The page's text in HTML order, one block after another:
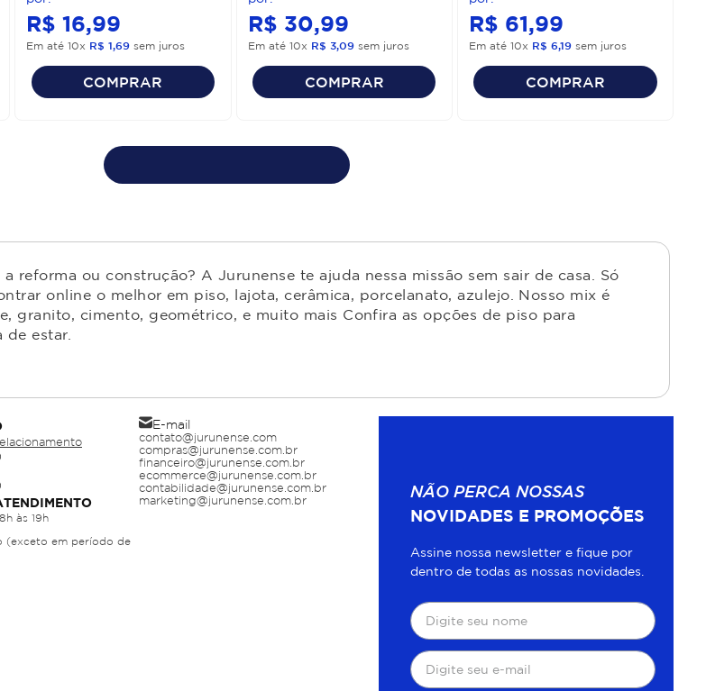
R$ 16,99
Em até10x R$ 1,69 sem juros
COMPRAR
R$ 30,99
Em até 10x R$ 3,09sem juros
COMPRAR
R$ 61,99
Em até 10x R$ 6,19sem juros
COMPRAR
reforma ou construção? A Jurunense te ajuda nessa missão sem sair de casa. Só
online o melhor em piso, lajota, cerâmica, porcelanato, azulejo. Nosso mix é
granito, cimento, geométrico, e muito mais Confira as opções de piso para
estar.
às 19h
(exceto em período de
E-mail
contato@jurunense.com
compras@jurunense.com.br
financeiro@jurunense.com.br
ecommerce@jurunense.com.br
contabilidade@jurunense.com.br
marketing@jurunense.com.br
NÃO PERCA NOSSAS
NOVIDADES E PROMOÇÕES
Assine nossa newsletter e fique por
dentro de todas as nossas novidades.